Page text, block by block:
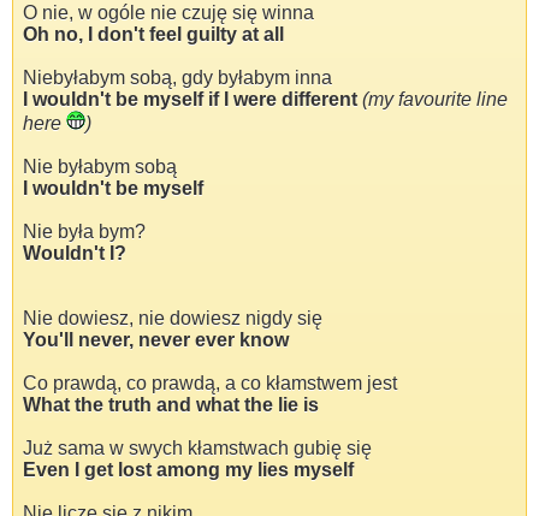
O nie, w ogóle nie czuję się winna
Oh no, I don't feel guilty at all
Niebyłabym sobą, gdy byłabym inna
I wouldn't be myself if I were different (my favourite line
here
)
Nie byłabym sobą
I wouldn't be myself
Nie była bym?
Wouldn't I?
Nie dowiesz, nie dowiesz nigdy się
You'll never, never ever know
Co prawdą, co prawdą, a co kłamstwem jest
What the truth and what the lie is
Już sama w swych kłamstwach gubię się
Even I get lost among my lies myself